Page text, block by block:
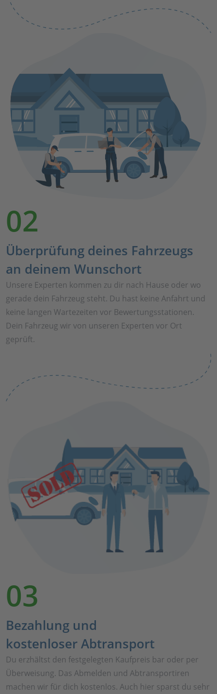
02
Überprüfung deines Fahrzeugs
an deinem Wunschort
Unsere Experten kommen zu dir nach Hause oder wo
gerade dein Fahrzeug steht. Du hast keine Anfahrt und
keine langen Wartezeiten vor Bewertungsstationen.
Dein Fahrzeug wir von unseren Experten vor Ort
geprüft.
03
Bezahlung und
kostenloser Abtransport
Du erzhältst den festgelegten Kaufpreis bar oder per
Überweisung. Das Abmelden und Abtransportiren
machen wir für dich kostenlos. Auch hier sparst du sehr